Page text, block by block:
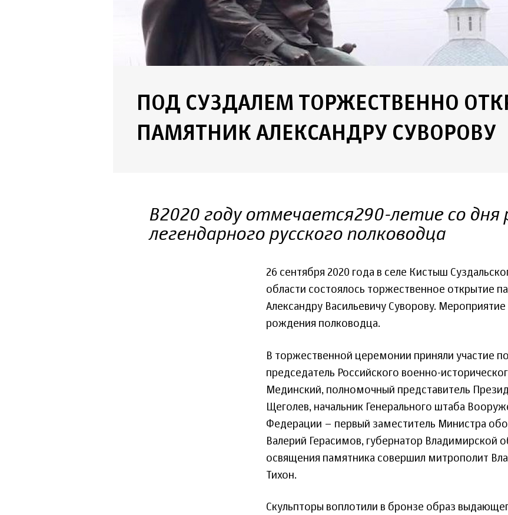
ПОД СУЗДАЛЕМ ТОРЖЕСТВЕННО
ПАМЯТНИК АЛЕКСАНДРУ СУВОРОВУ
В 2020 году отмечается 290-летие со дня
легендарного русского полководца
26 сентября 2020 года в селе Кистыш
области состоялось торжественное открытие
Александру Васильевичу Суворову.
рождения полководца.
В торжественной церемонии приняли участие
председатель Российского военно-
Мединский, полномочный представитель
Щеголев, начальник Генерального штаба
Федерации – первый заместитель Министра
Валерий Герасимов, губернатор Владимирской
освящения памятника совершил митрополит
Тихон.
Скульпторы воплотили в бронзе образ